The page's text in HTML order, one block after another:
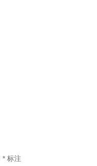
* 标注